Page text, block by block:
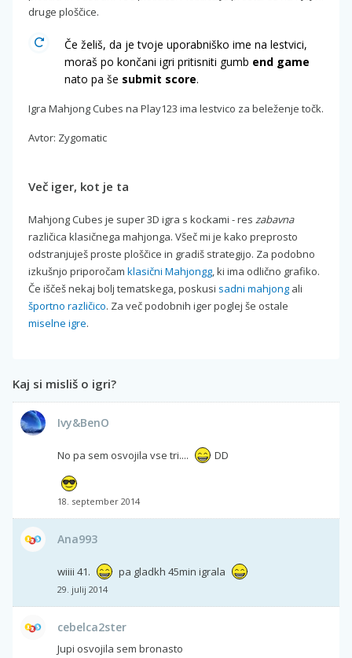
druge ploščice.
Če želiš, da je tvoje uporabniško ime na lestvici,
moraš po končani igri pritisniti gumb end game
nato pa še submit score.
Igra Mahjong Cubes na Play123 ima lestvico za beleženje točk.
Avtor: Zygomatic
Več iger, kot je ta
Mahjong Cubes je super 3D igra s kockami - res zabavna
različica klasičnega mahjonga. Všeč mi je kako preprosto
odstranjuješ proste ploščice in gradiš strategijo. Za podobno
izkušnjo priporočam klasični Mahjongg, ki ima odlično grafiko.
Če iščeš nekaj bolj tematskega, poskusi sadni mahjong ali
športno različico. Za več podobnih iger poglej še ostale
miselne igre.
Kaj si misliš o igri?
Ivy&BenO
No pa sem osvojila vse tri.... DD
18. september 2014
Ana993
wiiii 41. pa gladkh 45min igrala
29. julij 2014
cebelca2ster
Jupi osvojila sem bronasto